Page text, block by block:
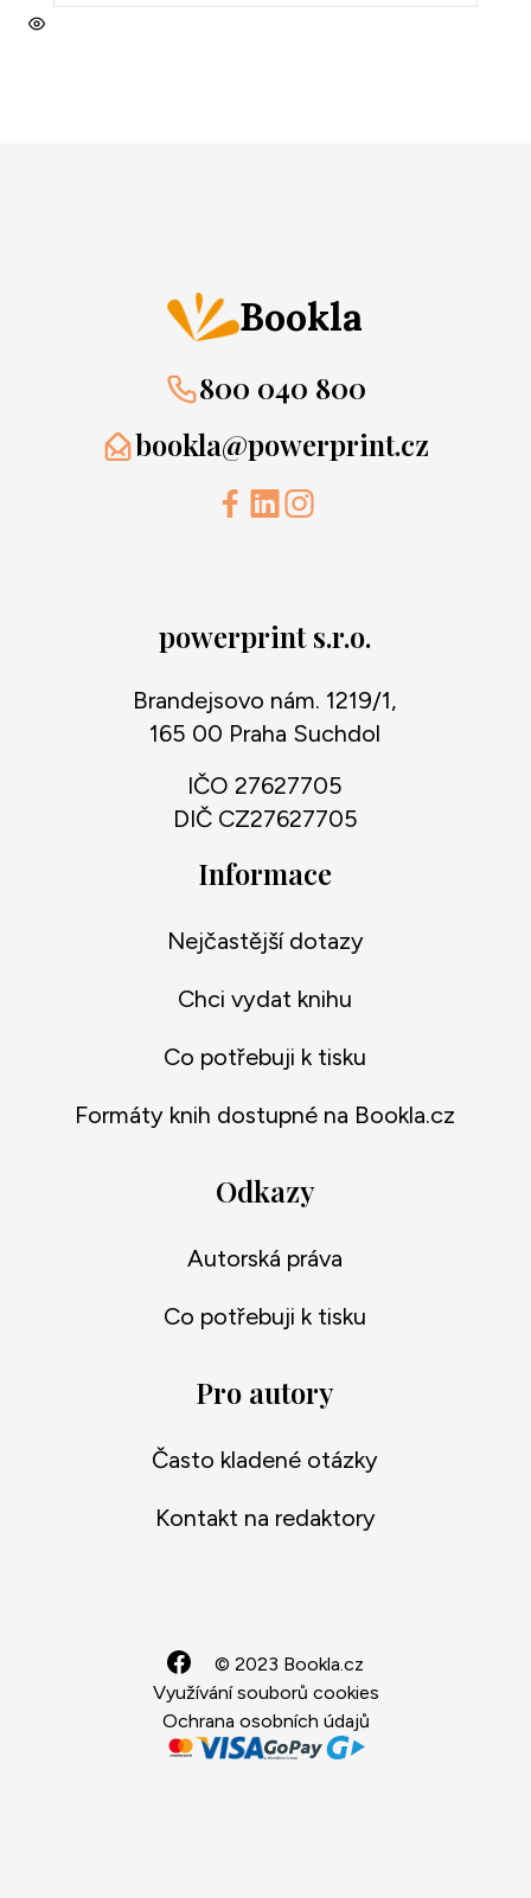
Bookla
800 040 800
bookla@powerprint.cz
powerprint s.r.o.
Brandejsovo nám. 1219/1,
165 00 Praha Suchdol
IČO 27627705
DIČ CZ27627705
Informace
Nejčastější dotazy
Chci vydat knihu
Co potřebuji k tisku
Formáty knih dostupné na Bookla.cz
Odkazy
Autorská práva
Co potřebuji k tisku
Pro autory
Často kladené otázky
Kontakt na redaktory
© 2023 Bookla.cz
Využívání souborů cookies
Ochrana osobních údajů